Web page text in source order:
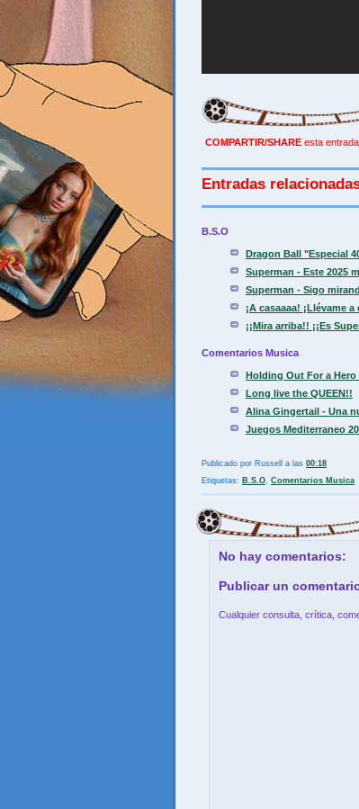
COMPARTIR/SHARE esta entrada
Entradas
B.S.O
Dragon Ball "Especial
Superman - Este 2025
Superman - Sigo
¡A casaaaa! ¡Llévame
¡¡Mira arriba!! ¡¡Es
Comentarios Musica
Holding Out For a Hero
Long live the QUEEN!!
Alina Gingertail - Una
Juegos Mediterraneo
Publicado por Russell a las 00:18
Etiquetas: B.S.O Comentarios Musica
No hay comentarios:
Publicar un
Cualquier consulta, crítica,